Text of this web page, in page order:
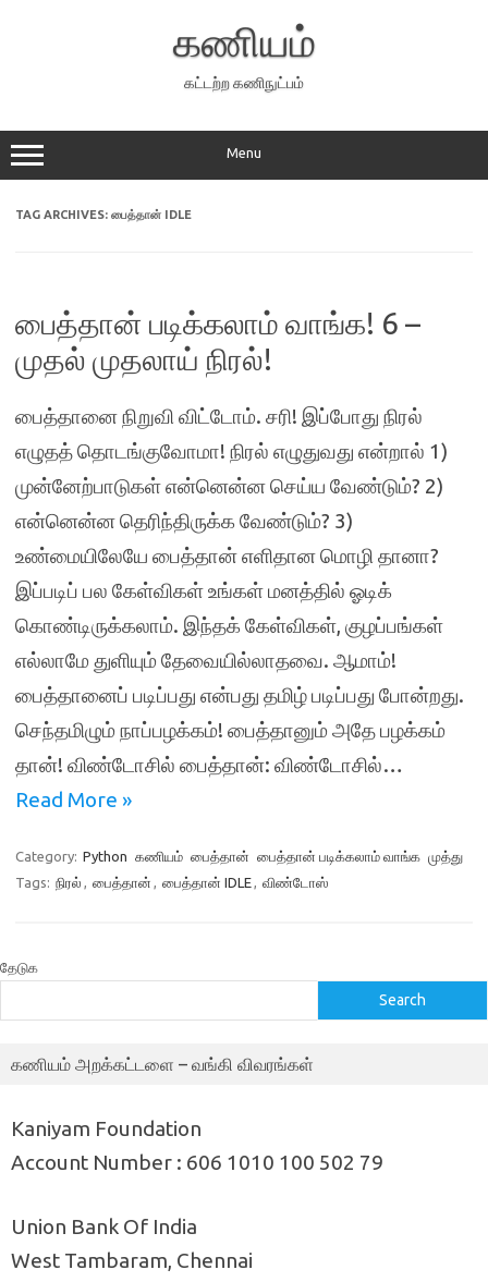
கணியம்
கட்டற்ற கணிநுட்பம்
Menu
TAG ARCHIVES: பைத்தான் IDLE
பைத்தான் படிக்கலாம் வாங்க! 6 –
முதல் முதலாய் நிரல்!
பைத்தானை நிறுவி விட்டோம். சரி! இப்போது நிரல்
எழுதத் தொடங்குவோமா! நிரல் எழுதுவது என்றால் 1)
முன்னேற்பாடுகள் என்னென்ன செய்ய வேண்டும்? 2)
என்னென்ன தெரிந்திருக்க வேண்டும்? 3)
உண்மையிலேயே பைத்தான் எளிதான மொழி தானா?
இப்படிப் பல கேள்விகள் உங்கள் மனத்தில் ஓடிக்
கொண்டிருக்கலாம். இந்தக் கேள்விகள், குழப்பங்கள்
எல்லாமே துளியும் தேவையில்லாதவை. ஆமாம்!
பைத்தானைப் படிப்பது என்பது தமிழ் படிப்பது போன்றது.
செந்தமிழும் நாப்பழக்கம்! பைத்தானும் அதே பழக்கம்
தான்! விண்டோசில் பைத்தான்: விண்டோசில்…
Read More »
Category: Python கணியம் பைத்தான் பைத்தான் படிக்கலாம் வாங்க முத்து
Tags: நிரல் , பைத்தான் , பைத்தான் IDLE, விண்டோஸ்
தேடுக
Search
கணியம் அறக்கட்டளை – வங்கி விவரங்கள்
Kaniyam Foundation
Account Number : 606 1010 100 502 79
Union Bank Of India
West Tambaram, Chennai